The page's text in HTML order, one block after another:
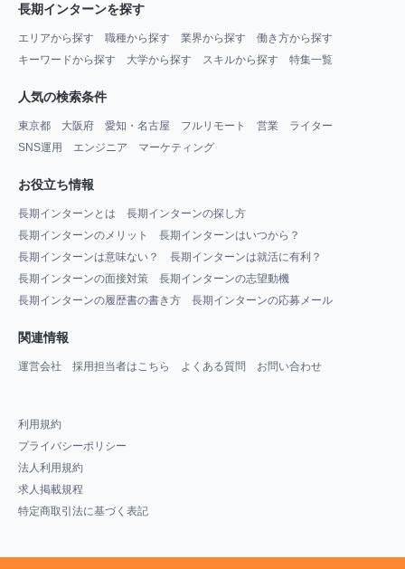
長期インターンを探す
エリアから探す 職種から探す 業界から探す
働き方から探す
キーワードから探す
大学から探す スキルから探す 特集一覧
人気の検索条件
東京都 大阪府 愛知・名古屋 フルリモート 営業
ライター
SNS運用
エンジニア マーケティング
お役立ち情報
長期インターンとは
長期インターンの探し方
長期インターンのメリット
長期インターンはいつから？
長期インターンは意味ない？
長期インターンは就活に有利？
長期インターンの面接対策
長期インターンの志望動機
長期インターンの履歴書の書き方
長期インターンの応募メール
関連情報
運営会社 採用担当者はこちら よくある質問 お問い合わせ
利用規約
プライバシーポリシー
法人利用規約
求人掲載規程
特定商取引法に基づく表記